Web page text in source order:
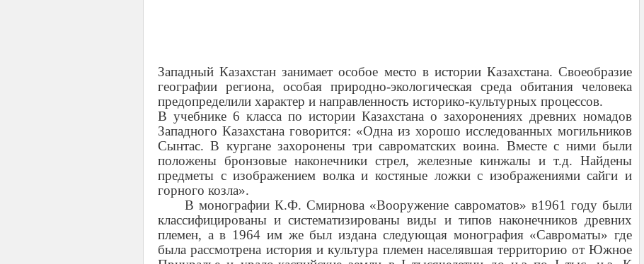
Западный Казахстан занимает особое место в истории Казахстана. Своеобразие
географии региона, особая природно-экологическая среда обитания человека
предопределили характер и направленность историко-культурных процессов.
В учебнике 6 класса по истории Казахстана о захоронениях древних номадов
Западного Казахстана говорится: «Одна из хорошо исследованных могильников
Сынтас. В кургане захоронены три савроматских воина. Вместе с ними были
положены бронзовые наконечники стрел, железные кинжалы и т.д. Найдены
предметы с изображением волка и костяные ложки с изображениями сайги и
горного козла».
В монографии К.Ф. Смирнова «Вооружение савроматов» в1961 году были
классифицированы и систематизированы виды и типов наконечников древних
племен, а в 1964 им же был издана следующая монография «Савроматы» где
была рассмотрена история и культура племен населявшая территорию от Южное